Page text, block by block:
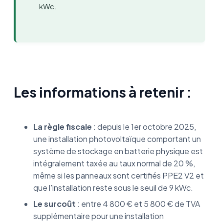
kWc.
Les informations à retenir :
La règle fiscale : depuis le 1er octobre 2025,
une installation photovoltaïque comportant un
système de stockage en batterie physique est
intégralement taxée au taux normal de 20 %,
même si les panneaux sont certifiés PPE2 V2 et
que l'installation reste sous le seuil de 9 kWc.
Le surcoût : entre 4 800 € et 5 800 € de TVA
supplémentaire pour une installation